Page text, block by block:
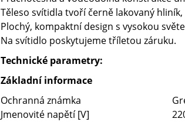
Těleso svítidla tvoří černě lakovaný
Plochý, kompaktní design s vysokou
Na svítidlo poskytujeme tříletou záruku.
Technické parametry:
Základní informace
Ochranná známka
Jmenovité napětí [V]